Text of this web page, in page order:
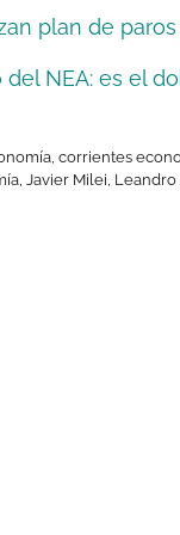
plan de
NEA: es el
, corrientes
, Javier Milei, Leandro